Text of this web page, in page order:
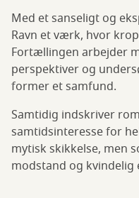
Med et sanseligt og
Ravn et værk, hvor
Fortællingen arbejder
perspektiver og
former et samfund.
Samtidig indskriver
samtidsinteresse for
mytisk skikkelse, men
modstand og kvindelig